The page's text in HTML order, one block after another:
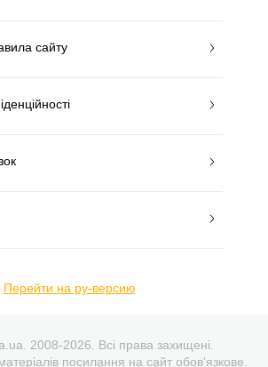
сайту
Перейти на ру-версию
2008-2026. Всі права захищені.
посилання на сайт обов'язкове.